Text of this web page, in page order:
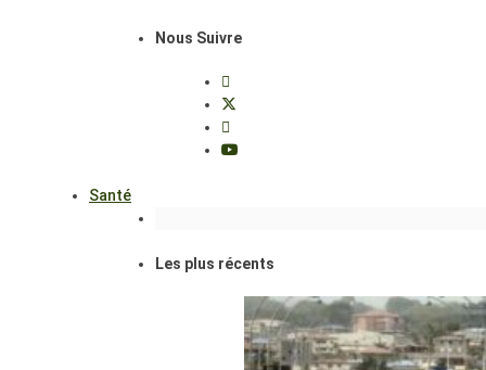
Nous Suivre
Santé
Les plus récents